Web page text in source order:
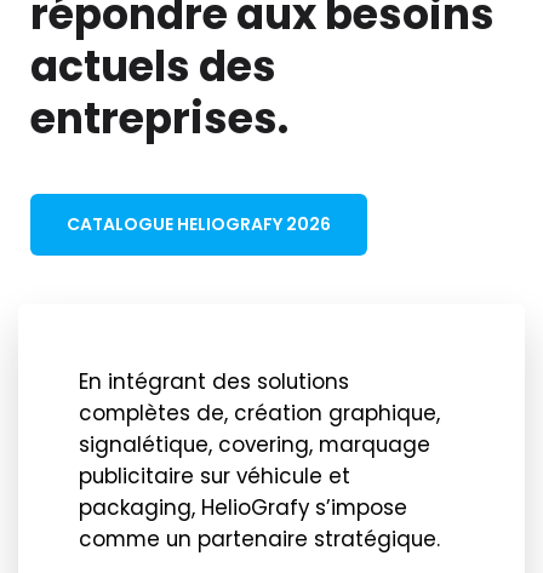
répondre aux besoins
actuels des
entreprises.
CATALOGUE HELIOGRAFY 2026
En intégrant des solutions
complètes de, création graphique,
signalétique, covering, marquage
publicitaire sur véhicule et
packaging, HelioGrafy s’impose
comme un partenaire stratégique.